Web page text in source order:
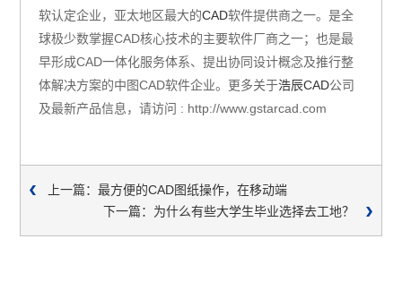
软认定企业，亚太地区最大的CAD软件提供商之一。是全
球极少数掌握CAD核心技术的主要软件厂商之一；也是最
早形成CAD一体化服务体系、提出协同设计概念及推行整
体解决方案的中图CAD软件企业。更多关于浩辰CAD公司
及最新产品信息，请访问 : http://www.gstarcad.com
上一篇：最方便的CAD图纸操作，在移动端
下一篇：为什么有些大学生毕业选择去工地？